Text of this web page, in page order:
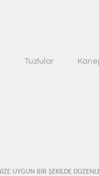
Tuzlular
UYGUN BİR ŞEKİLDE